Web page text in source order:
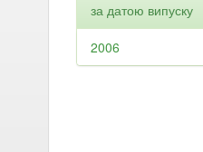
за датою випуску
2006